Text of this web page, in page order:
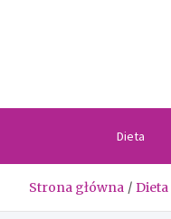
Dieta
Strona główna Dieta